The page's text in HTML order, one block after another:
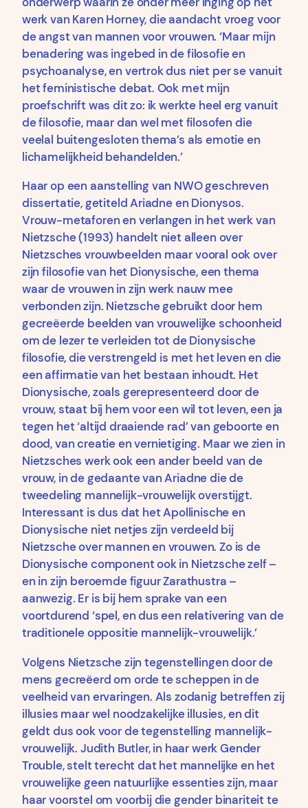
werk van Karen Horney, die aandacht vroeg voor
de angst van mannen voor vrouwen. ‘Maar mijn
benadering was ingebed in de filosofie en
psychoanalyse, en vertrok dus niet per se vanuit
het feministische debat. Ook met mijn
proefschrift was dit zo: ik werkte heel erg vanuit
de filosofie, maar dan wel met filosofen die
veelal buitengesloten thema’s als emotie en
lichamelijkheid behandelden.’
Haar op een aanstelling van NWO geschreven
dissertatie, getiteld Ariadne en Dionysos.
Vrouw-metaforen en verlangen in het werk van
Nietzsche (1993) handelt niet alleen over
Nietzsches vrouwbeelden maar vooral ook over
zijn filosofie van het Dionysische, een thema
waar de vrouwen in zijn werk nauw mee
verbonden zijn. Nietzsche gebruikt door hem
gecreëerde beelden van vrouwelijke schoonheid
om de lezer te verleiden tot de Dionysische
filosofie, die verstrengeld is met het leven en die
een affirmatie van het bestaan inhoudt. Het
Dionysische, zoals gerepresenteerd door de
vrouw, staat bij hem voor een wil tot leven, een ja
tegen het ‘altijd draaiende rad’ van geboorte en
dood, van creatie en vernietiging. Maar we zien in
Nietzsches werk ook een ander beeld van de
vrouw, in de gedaante van Ariadne die de
tweedeling mannelijk-vrouwelijk overstijgt.
Interessant is dus dat het Apollinische en
Dionysische niet netjes zijn verdeeld bij
Nietzsche over mannen en vrouwen. Zo is de
Dionysische component ook in Nietzsche zelf –
en in zijn beroemde figuur Zarathustra –
aanwezig. Er is bij hem sprake van een
voortdurend ‘spel, en dus een relativering van de
traditionele oppositie mannelijk-vrouwelijk.’
Volgens Nietzsche zijn tegenstellingen door de
mens gecreëerd om orde te scheppen in de
veelheid van ervaringen. Als zodanig betreffen zij
illusies maar wel noodzakelijke illusies, en dit
geldt dus ook voor de tegenstelling mannelijk-
vrouwelijk. Judith Butler, in haar werk Gender
Trouble, stelt terecht dat het mannelijke en het
vrouwelijke geen natuurlijke essenties zijn, maar
haar voorstel om voorbij die gender binariteit te